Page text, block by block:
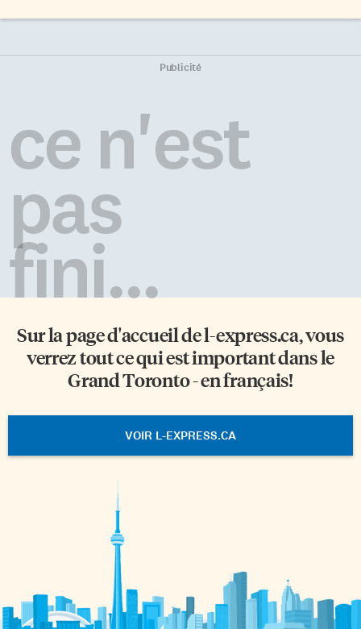
Publicité
ce n'est
pas
fini...
Sur la page d'accueil del-express.ca, vous
verrez tout ce qui est important dans le
Grand Toronto - en français!
VOIR L-EXPRESS.CA